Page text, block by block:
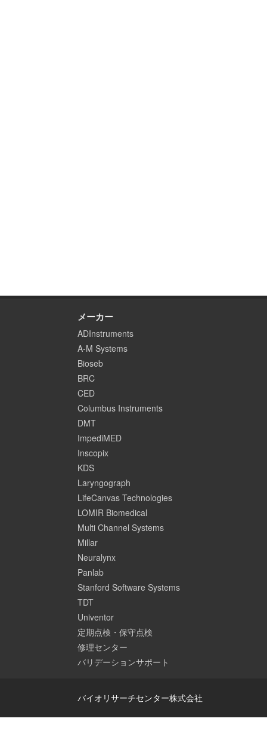
メーカー
ADInstruments
A-M Systems
Bioseb
BRC
CED
Columbus Instruments
DMT
ImpediMED
Inscopix
KDS
Laryngograph
LifeCanvas Technologies
LOMIR Biomedical
Multi Channel Systems
Millar
Neuralynx
Panlab
Stanford Software Systems
TDT
Univentor
定期点検・保守点検
修理センター
バリデーションサポート
バイオリサーチセンター株式会社